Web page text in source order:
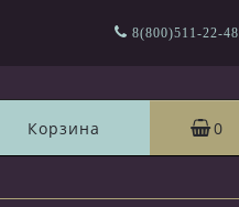
8(800)511-22-48
Корзина 0